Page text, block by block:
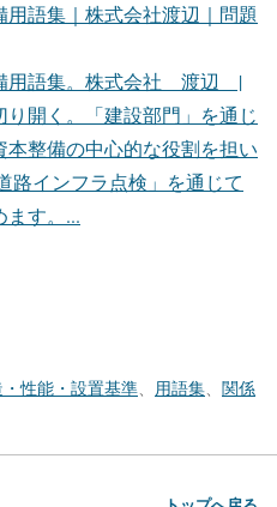
語集｜株式会社渡辺｜問題
用語集。株式会社 渡辺 |
開く。「建設部門」を通じ
整備の中心的な役割を担い
路インフラ点検」を通じて
ます。...
性能・設置基準 用語集
関係